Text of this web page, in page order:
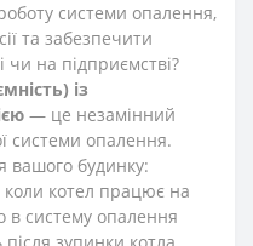
системи опалення,
та забезпечити
чи на підприємстві?
із
— це незамінний
системи опалення.
вашого будинку:
котел працює на
в систему опалення